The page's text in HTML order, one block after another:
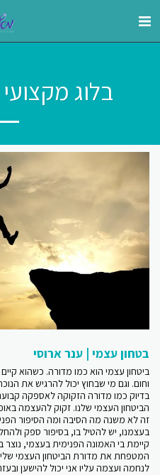
בלוג
בטחון עצמי | ענר ארוסי
ביטחון עצמי הוא כמו מדורה. כשהוא
וחום. וגם מי שבחוץ יכול להרגיש את
בדיוק כמו מדורה הזקוקה לאספקה
הביטחון העצמי שלנו. זקוק להעצמה
זה לא משנה מה הסיבה ומה הסיפור
בעצמנו, יש להטיל בו, בסיפור ספק
קיימת בי האמונה הפנימית בעצמי, נוצר
המטפחת את מדורת הביטחון העצמי
לנחמה ועצמה עליו אני יכול להישען